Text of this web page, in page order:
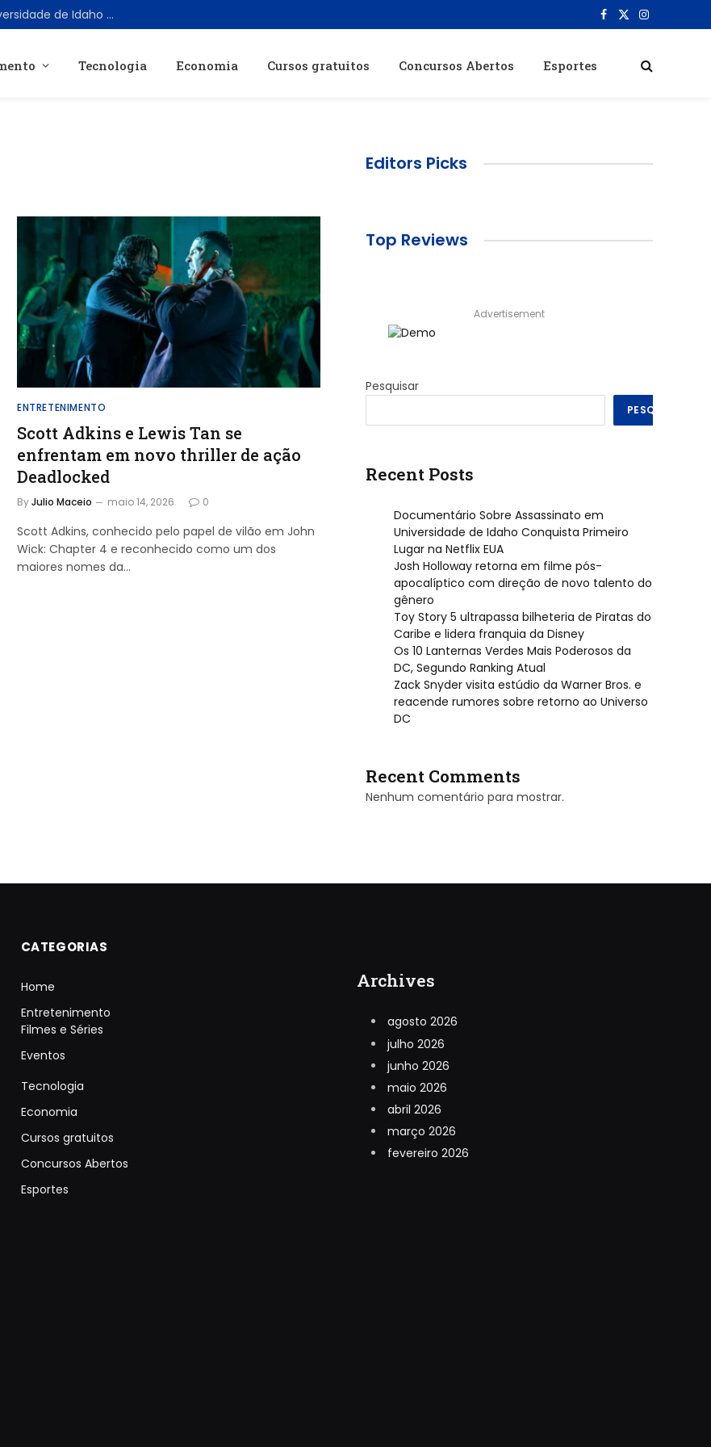
Documentário Sobre Assassinato em Universidade de Idaho Conquista Primeiro Lugar na Netflix EUA Facebook
X
Instagram
Tecnologia Economia Cursos gratuitos Concursos Abertos Esportes
ENTRETENIMENTO
Scott Adkins e Lewis Tan se
enfrentam em novo thriller de ação
Deadlocked
ByJulio Maceio maio 14, 2026 0
Scott Adkins, conhecido pelo papel de vilão em John
Wick: Chapter 4 e reconhecido como um dos
maiores nomes da…
Editors Picks
Top Reviews
Advertisement
Pesquisar
PESQUISAR
Recent Posts
Documentário Sobre Assassinato em
Universidade de Idaho Conquista Primeiro
Lugar na Netflix EUA
Josh Holloway retorna em filme pós-
apocalíptico com direção de novo talento do
gênero
Toy Story 5 ultrapassa bilheteria de Piratas do
Caribe e lidera franquia da Disney
Os 10 Lanternas Verdes Mais Poderosos da
DC, Segundo Ranking Atual
Zack Snyder visita estúdio da Warner Bros. e
reacende rumores sobre retorno ao Universo
DC
Recent Comments
Nenhum comentário para mostrar.
CATEGORIAS
Home
Entretenimento
Filmes e Séries
Eventos
Tecnologia
Economia
Cursos gratuitos
Concursos Abertos
Esportes
Archives
agosto 2026
julho 2026
junho 2026
maio 2026
abril 2026
março 2026
fevereiro 2026